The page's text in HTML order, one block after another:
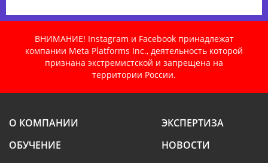
ВНИМАНИЕ! Instagram и Facebook принадлежат
компании Meta Platforms Inc., деятельность которой
признана экстремистской и запрещена на
территории России.
О КОМПАНИИ
ЭКСПЕРТИЗА
ОБУЧЕНИЕ
НОВОСТИ